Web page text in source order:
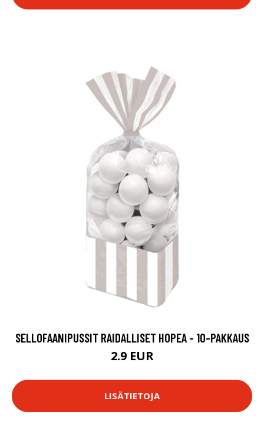
SELLOFAANIPUSSIT RAIDALLISET HOPEA - 10-PAKKAUS
2.9 EUR
LISÄTIETOJA